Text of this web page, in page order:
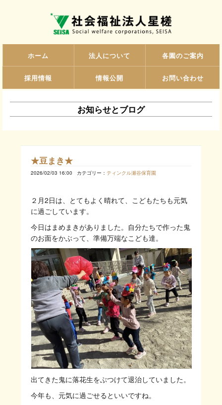
ホーム 法人について 各園のご案内
採用情報 情報公開 お問い合わせ
お知らせとブログ
★豆まき★
2026/02/03 16:00 カテゴリー： ティンクル瀬谷保育園
２月2日は、とてもよく晴れて、こどもたちも元気
に過ごしています。
今日はまめまきがありました。自分たちで作った鬼
のお面をかぶって、準備万端なこども達。
出てきた鬼に落花生をぶつけて退治していました。
今年も、元気に過ごせるといいですね。